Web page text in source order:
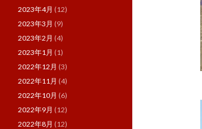
2023年4月 (12)
2023年3月 (9)
2023年2月 (4)
2023年1月 (1)
2022年12月 (3)
2022年11月 (4)
2022年10月 (6)
2022年9月 (12)
2022年8月 (12)